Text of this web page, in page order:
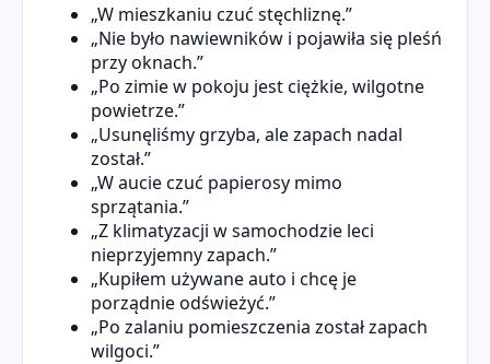
„W mieszkaniu czuć stęchliznę.”
„Nie było nawiewników i pojawiła się pleśń
przy oknach.”
„Po zimie w pokoju jest ciężkie, wilgotne
powietrze.”
„Usunęliśmy grzyba, ale zapach nadal
został.”
„W aucie czuć papierosy mimo
sprzątania.”
„Z klimatyzacji w samochodzie leci
nieprzyjemny zapach.”
„Kupiłem używane auto i chcę je
porządnie odświeżyć.”
„Po zalaniu pomieszczenia został zapach
wilgoci.”